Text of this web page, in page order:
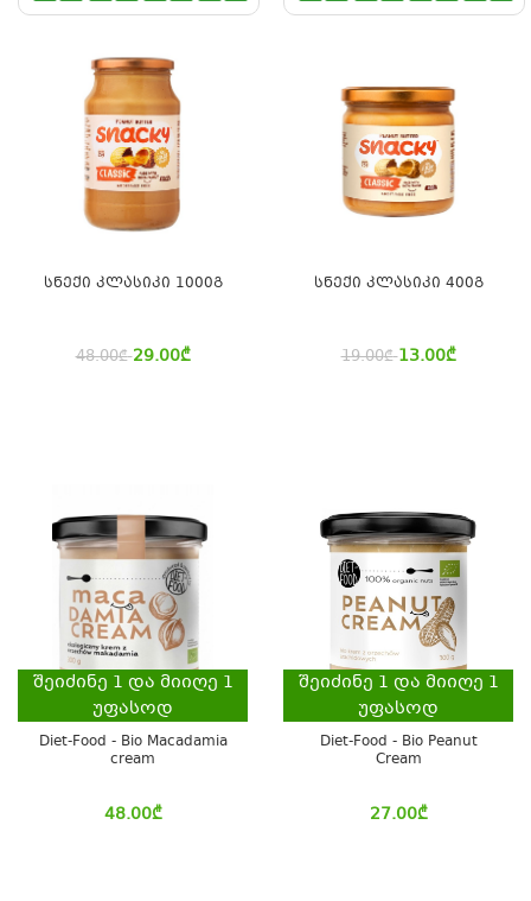
სნექი კლასიკი 1000გ
48.00₾ 29.00₾
სნექი კლასიკი 400გ
19.00₾ 13.00₾
შეიძინე 1 და მიიღე 1
უფასოდ
Diet-Food - Bio Macadamia
cream
48.00₾
შეიძინე 1 და მიიღე 1
უფასოდ
Diet-Food - Bio Peanut
Cream
27.00₾